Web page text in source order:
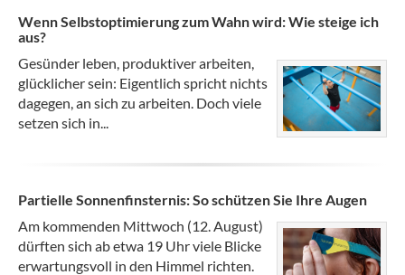
Wenn Selbstoptimierung zum Wahn wird: Wie steige ich
aus?
Gesünder leben, produktiver arbeiten,
glücklicher sein: Eigentlich spricht nichts
dagegen, an sich zu arbeiten. Doch viele
setzen sich in...
Partielle Sonnenfinsternis: So schützen Sie Ihre Augen
Am kommenden Mittwoch (12. August)
dürften sich ab etwa 19 Uhr viele Blicke
erwartungsvoll in den Himmel richten.